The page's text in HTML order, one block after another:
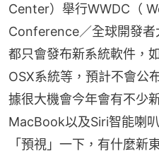
Center）舉行WWDC（
Conference／全球開發者
都只會發布新系統軟件，
OSX系統等，預計不會公
據很大機會今年會有不少
MacBook以及Siri智能喇
「預視」一下，有什麼新